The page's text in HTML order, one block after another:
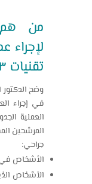
من هم
لإجراء
تقنيات ٢٠٢٣
وضح
في إجراء
العملية
المرشحين
جراحي:
الأشخاص في سن ٣٥
الأشخاص